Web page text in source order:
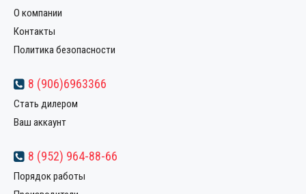
О компании
Контакты
Политика безопасности
8 (906)6963366
Стать дилером
Ваш аккаунт
8 (952) 964-88-66
Порядок работы